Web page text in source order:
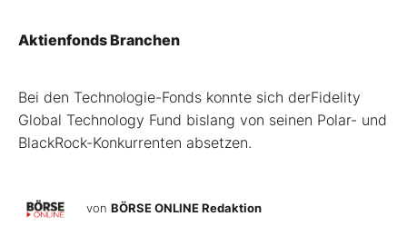
Aktienfonds Branchen
Bei den Technologie-Fonds konnte sich derFidelity
Global Technology Fund bislang von seinen Polar- und
BlackRock-Konkurrenten absetzen.
von BÖRSE ONLINE Redaktion